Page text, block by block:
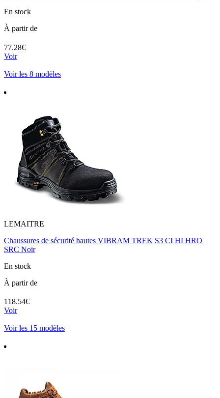
En stock
À partir de
77.28€
Voir
Voir les 8 modèles
LEMAITRE
Chaussures de sécurité hautes VIBRAM TREK S3 CI HI HRO
SRC Noir
En stock
À partir de
118.54€
Voir
Voir les 15 modèles